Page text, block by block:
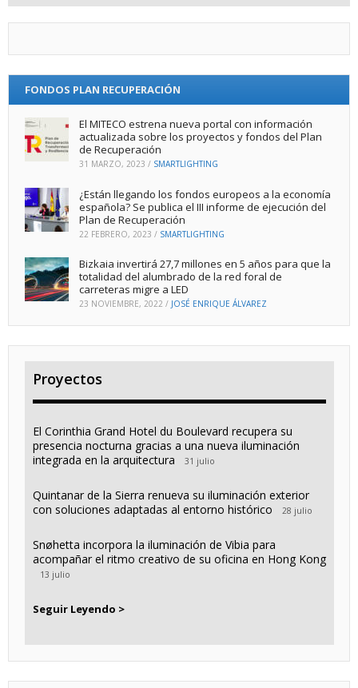
FONDOS PLAN RECUPERACIÓN
El MITECO estrena nueva portal con información
actualizada sobre los proyectos y fondos del Plan
de Recuperación
31 MARZO, 2023 / SMARTLIGHTING
¿Están llegando los fondos europeos a la economía
española? Se publica el III informe de ejecución del
Plan de Recuperación
22 FEBRERO, 2023 / SMARTLIGHTING
Bizkaia invertirá 27,7 millones en 5 años para que la
totalidad del alumbrado de la red foral de
carreteras migre a LED
23 NOVIEMBRE, 2022 / JOSÉ ENRIQUE ÁLVAREZ
Proyectos
El Corinthia Grand Hotel du Boulevard recupera su
presencia nocturna gracias a una nueva iluminación
integrada en la arquitectura
31 julio
Quintanar de la Sierra renueva su iluminación exterior
con soluciones adaptadas al entorno histórico
28 julio
Snøhetta incorpora la iluminación de Vibia para
acompañar el ritmo creativo de su oficina en Hong Kong
13 julio
Seguir Leyendo >